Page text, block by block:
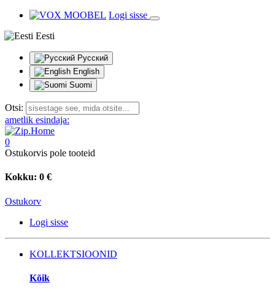
Logi sisse
Eesti
Русский
English
Suomi
Otsi:
ametlik esindaja:
0
Ostukorvis pole tooteid
Kokku: 0 €
Ostukorv
Logi sisse
KOLLEKTSIOONID
Kõik